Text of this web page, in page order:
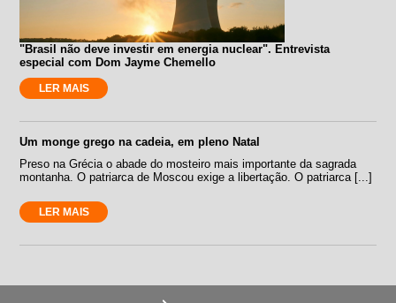
"Brasil não deve investir em energia nuclear". Entrevista
especial com Dom Jayme Chemello
LER MAIS
Um monge grego na cadeia, em pleno Natal
Preso na Grécia o abade do mosteiro mais importante da sagrada
montanha. O patriarca de Moscou exige a libertação. O patriarca [...]
LER MAIS